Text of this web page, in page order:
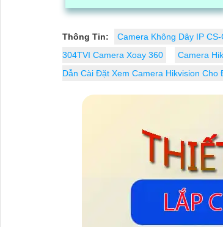
hoạt động của em bé (Phát hiện người
Thông Tin: Camera Không Dây IP
304TVI Camera Xoay 360
Camera
Dẫn Cài Đặt Xem Camera Hikvision Cho